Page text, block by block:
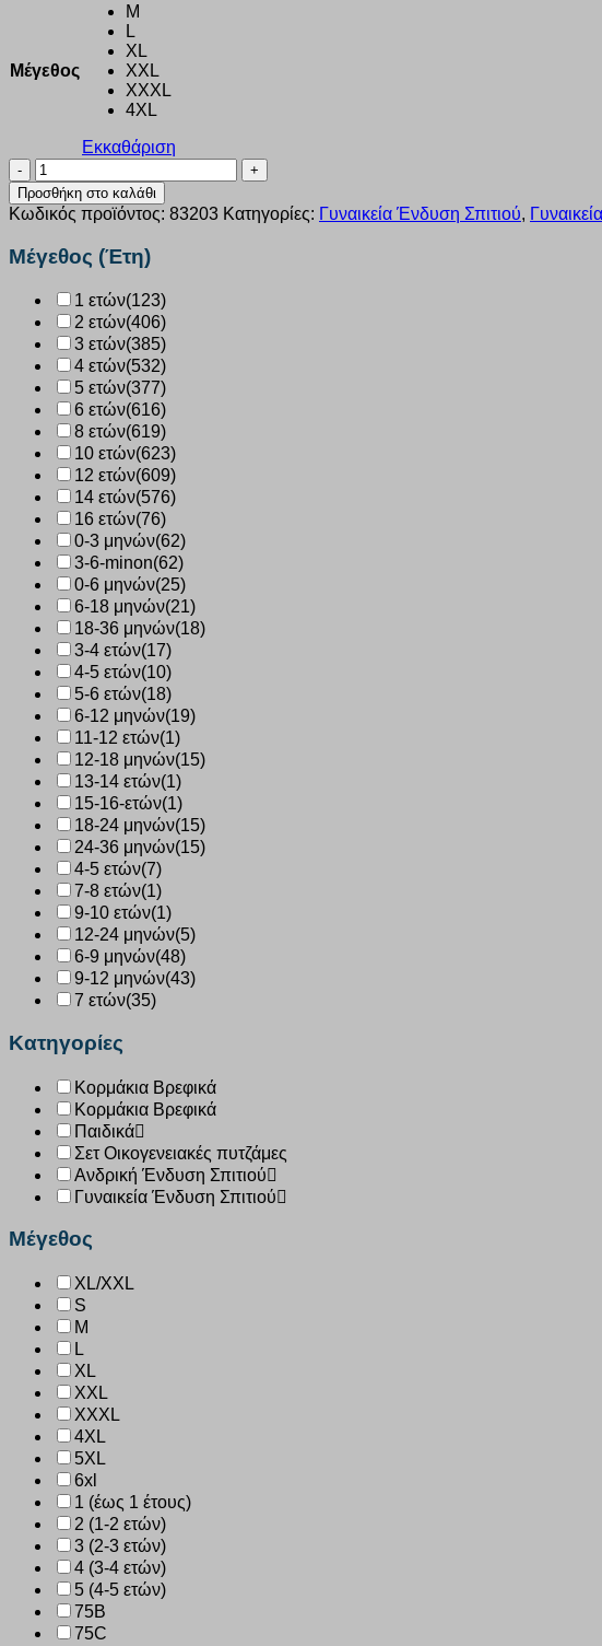
Μέγεθος
M
L
XL
XXL
XXXL
4XL
Εκκαθάριση
Κιλότα
maxi
Minerva
Classic
λευκό
Σετ
τεμάχια
83203
ποσότητα
Προσθήκη στο καλάθι
Κωδικός προϊόντος: 83203 Κατηγορίες: Γυναικεία Ένδυση Σπιτιού,
Μέγεθος (Έτη)
1 ετών(123)
2 ετών(406)
3 ετών(385)
4 ετών(532)
5 ετών(377)
6 ετών(616)
8 ετών(619)
10 ετών(623)
12 ετών(609)
14 ετών(576)
16 ετών(76)
0-3 μηνών(62)
3-6-minon(62)
0-6 μηνών(25)
6-18 μηνών(21)
18-36 μηνών(18)
3-4 ετών(17)
4-5 ετών(10)
5-6 ετών(18)
6-12 μηνών(19)
11-12 ετών(1)
12-18 μηνών(15)
13-14 ετών(1)
15-16-ετών(1)
18-24 μηνών(15)
24-36 μηνών(15)
4-5 ετών(7)
7-8 ετών(1)
9-10 ετών(1)
12-24 μηνών(5)
6-9 μηνών(48)
9-12 μηνών(43)
7 ετών(35)
Κατηγορίες
Κορμάκια Βρεφικά
Κορμάκια Βρεφικά
Παιδικά
Σετ Οικογενειακές πυτζάμες
Ανδρική Ένδυση Σπιτιού
Γυναικεία Ένδυση Σπιτιού
Μέγεθος
XL/XXL
S
M
L
XL
XXL
XXXL
4XL
5XL
6xl
1 (έως 1 έτους)
2 (1-2 ετών)
3 (2-3 ετών)
4 (3-4 ετών)
5 (4-5 ετών)
75B
75C